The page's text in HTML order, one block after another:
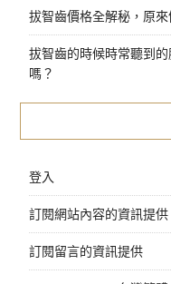
拔智齒價格全解秘，原
拔智齒的時候時常聽到
嗎？
登入
訂閱網站內容的資訊提供
訂閱留言的資訊提供